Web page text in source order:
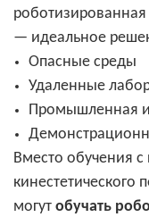
— идеальное
Опасные среды
Удаленные
Промышленная
Вместо обучения
кинестетического
могут обучать